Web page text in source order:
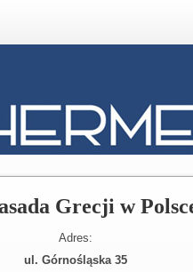
Grecji w
Adres:
ul. Górnośląska 35